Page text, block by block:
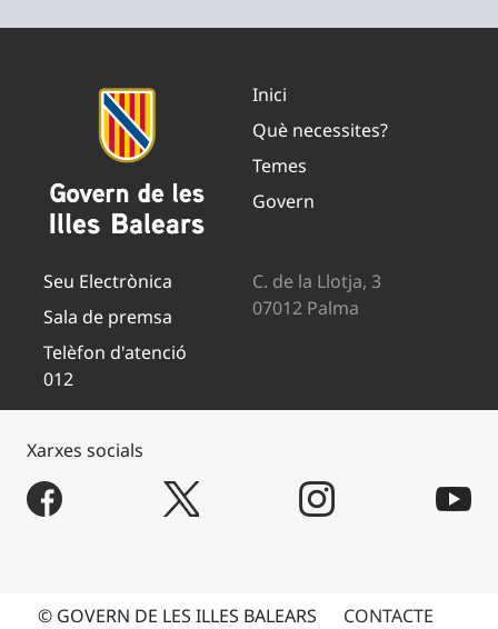
Inici
Què necessites?
Temes
Govern
Seu Electrònica
Sala de premsa
Telèfon d'atenció
012
C. de la Llotja, 3
07012 Palma
Xarxes socials
© GOVERN DE LES ILLES BALEARS CONTACTE